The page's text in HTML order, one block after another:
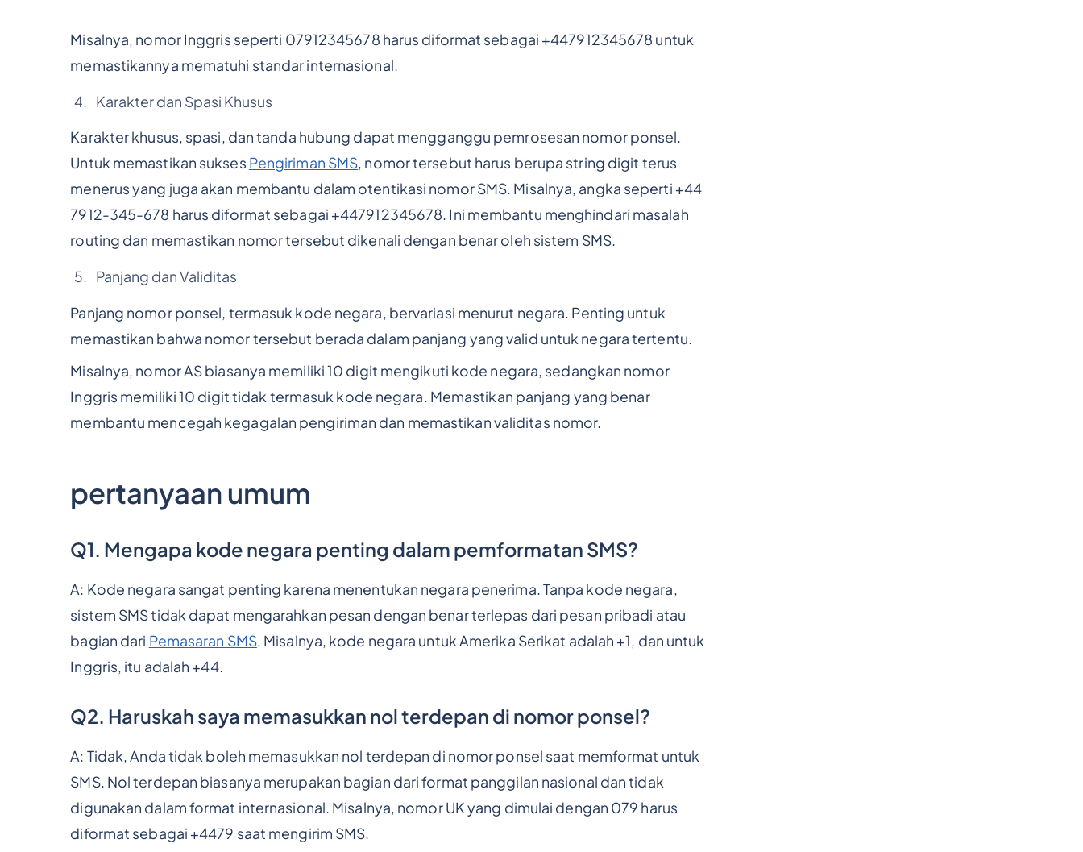
Misalnya, nomor Inggris seperti 07912345678 harus diformat sebagai +447912345678 untuk
memastikannya mematuhi standar internasional.
Karakter dan Spasi Khusus
Karakter khusus, spasi, dan tanda hubung dapat mengganggu pemrosesan nomor ponsel.
Untuk memastikan sukses Pengiriman SMS, nomor tersebut harus berupa string digit terus
menerus yang juga akan membantu dalam otentikasi nomor SMS. Misalnya, angka seperti +44
7912-345-678 harus diformat sebagai +447912345678. Ini membantu menghindari masalah
routing dan memastikan nomor tersebut dikenali dengan benar oleh sistem SMS.
Panjang dan Validitas
Panjang nomor ponsel, termasuk kode negara, bervariasi menurut negara. Penting untuk
memastikan bahwa nomor tersebut berada dalam panjang yang valid untuk negara tertentu.
Misalnya, nomor AS biasanya memiliki 10 digit mengikuti kode negara, sedangkan nomor
Inggris memiliki 10 digit tidak termasuk kode negara. Memastikan panjang yang benar
membantu mencegah kegagalan pengiriman dan memastikan validitas nomor.
pertanyaan umum
Q1. Mengapa kode negara penting dalam pemformatan SMS?
A: Kode negara sangat penting karena menentukan negara penerima. Tanpa kode negara,
sistem SMS tidak dapat mengarahkan pesan dengan benar terlepas dari pesan pribadi atau
bagian dari Pemasaran SMS. Misalnya, kode negara untuk Amerika Serikat adalah +1, dan untuk
Inggris, itu adalah +44.
Q2. Haruskah saya memasukkan nol terdepan di nomor ponsel?
A: Tidak, Anda tidak boleh memasukkan nol terdepan di nomor ponsel saat memformat untuk
SMS. Nol terdepan biasanya merupakan bagian dari format panggilan nasional dan tidak
digunakan dalam format internasional. Misalnya, nomor UK yang dimulai dengan 079 harus
diformat sebagai +4479 saat mengirim SMS.